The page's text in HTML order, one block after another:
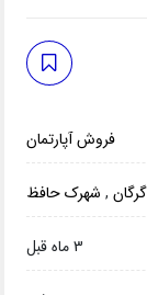
فروش آپارتمان
گرگان, شهرک حافظ
3 ماه قبل